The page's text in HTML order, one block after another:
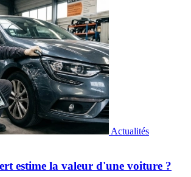
Actualités
estime la valeur d'une voiture ?